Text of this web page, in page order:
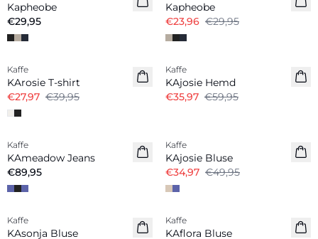
Kapheobe
€29,95
Kapheobe
€23,96 €29,95
-30%
Kaffe
KArosie T-shirt
€27,97 €39,95
-40%
Kaffe
KAjosie Hemd
€35,97 €59,95
Kaffe
KAmeadow Jeans
€89,95
Kaffe
KAjosie Bluse
€34,97 €49,95
-30%
Kaffe
KAsonja Bluse
-30%
Kaffe
KAflora Bluse